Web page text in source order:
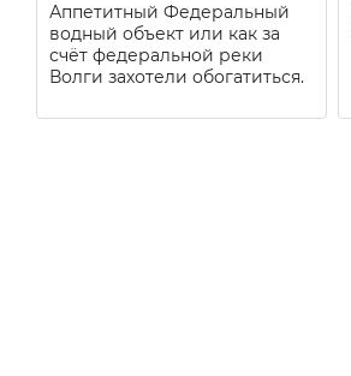
Аппетитный Федеральный
водный объект или как за
счёт федеральной реки
Волги захотели обогатиться.